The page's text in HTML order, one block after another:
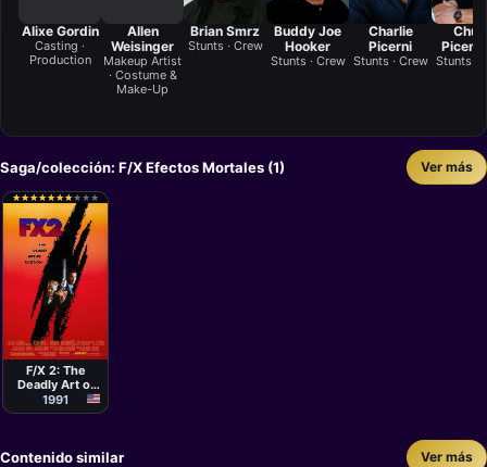
Alixe Gordin
Casting ·
Production
Allen
Weisinger
Makeup Artist
· Costume &
Make-Up
Brian Smrz
Stunts · Crew
Buddy Joe
Hooker
Stunts · Crew
Charlie
Picerni
Stunts · Crew Stunts ·
Saga/colección: F/X Efectos Mortales (1) Ver más
★
★★
★★
★★
★★
★★
★★
★ ★
★ ★
★ ★
★
Película
Richard
Franklin
F/X 2: The
Deadly Art of
Illusion
1991
Contenido similar Ver más